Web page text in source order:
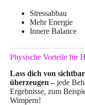
Stressabbau
Mehr Energie
Innere Balance
Physische Vorteile für
Lass dich von
überzeugen –jede
Ergebnisse, zum
Wimpern!